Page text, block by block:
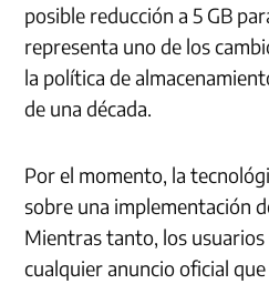
posible reducción a 5 GB
representa uno de los
la política de
de una década.
Por el momento, la
sobre una implementación
Mientras tanto, los
cualquier anuncio oficial